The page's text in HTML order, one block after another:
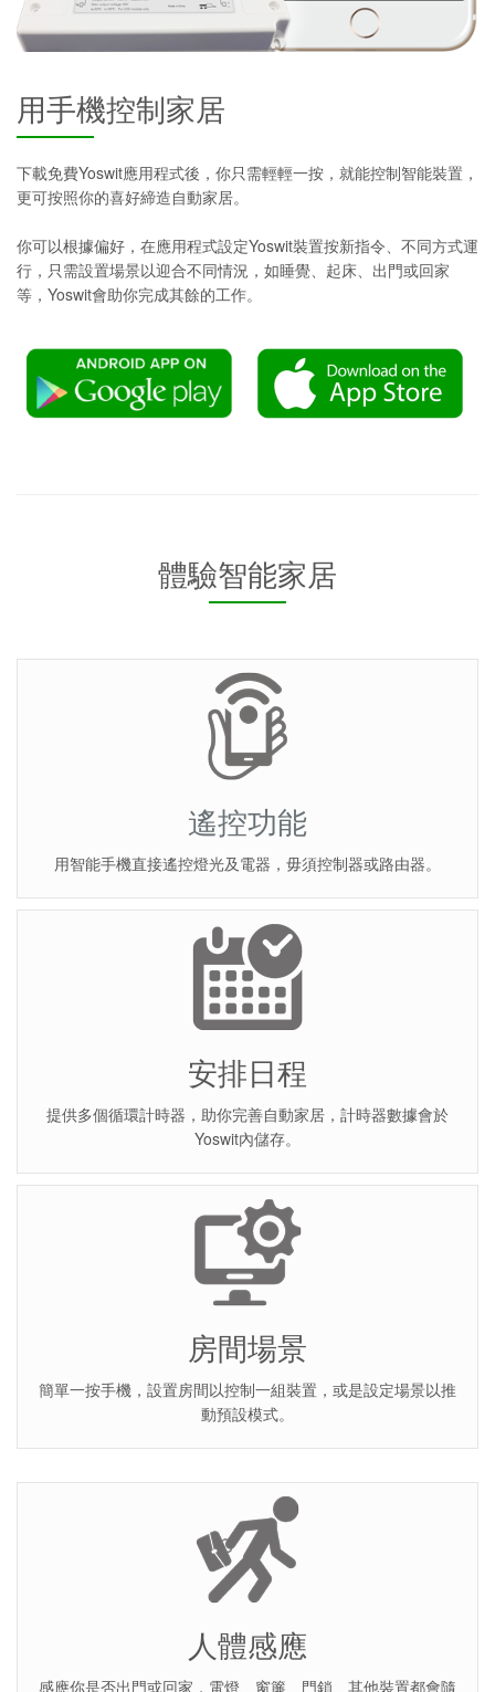
用手機控制家居
下載免費Yoswit應用程式後，你只需輕輕一按，就能控制智能裝置，
更可按照你的喜好締造自動家居。
你可以根據偏好，在應用程式設定Yoswit裝置按新指令、不同方式運
行，只需設置場景以迎合不同情況，如睡覺、起床、出門或回家
等，Yoswit會助你完成其餘的工作。
體驗智能家居
遙控功能
用智能手機直接遙控燈光及電器，毋須控制器或路由器。
安排日程
提供多個循環計時器，助你完善自動家居，計時器數據會於
Yoswit內儲存。
房間場景
簡單一按手機，設置房間以控制一組裝置，或是設定場景以推
動預設模式。
人體感應
感應你是否出門或回家，電燈、窗簾、門鎖、其他裝置都會隨